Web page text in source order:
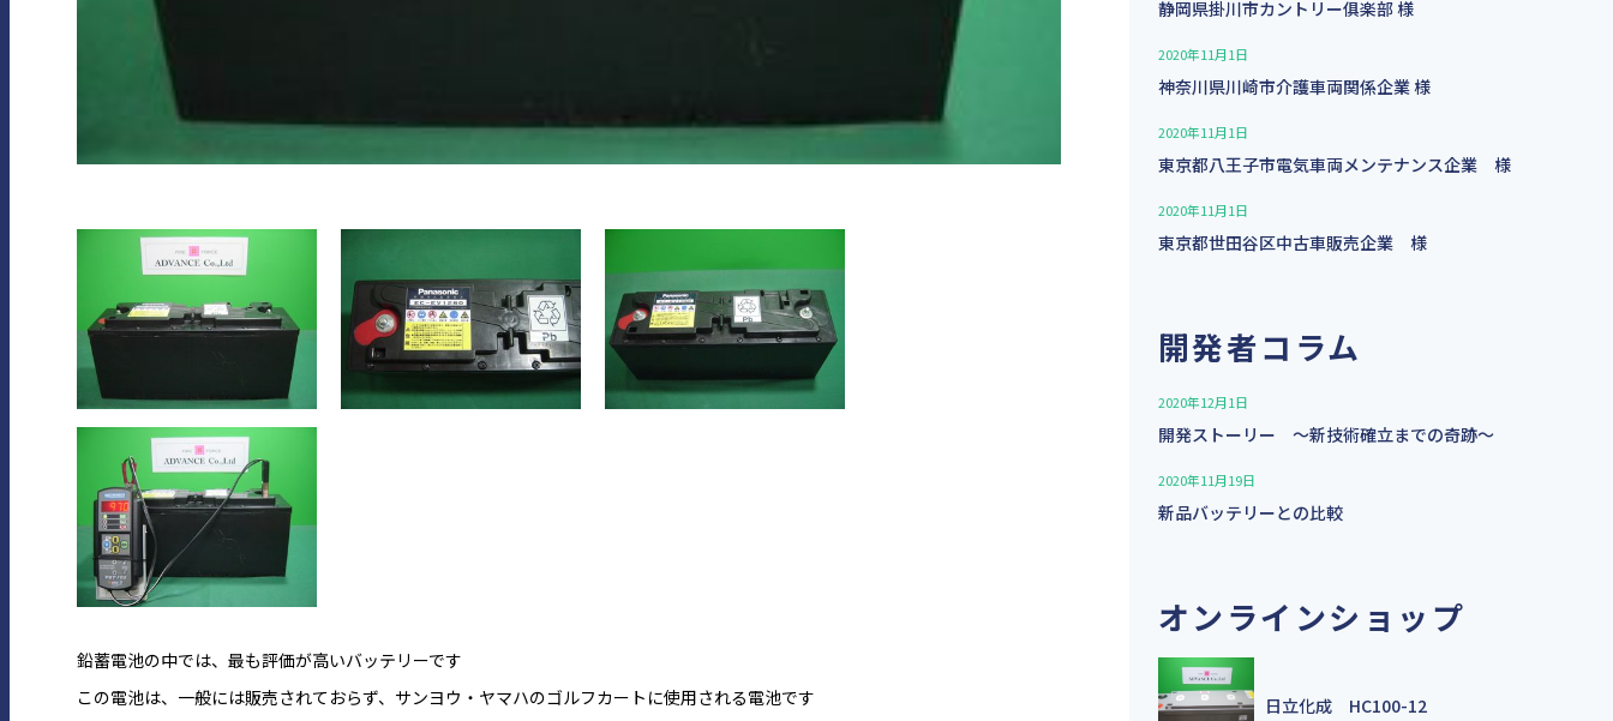
鉛蓄電池の中では、最も評価が高いバッテリーです
この電池は、一般には販売されておらず、サンヨウ・ヤマハのゴルフカートに使用される電池です
静岡県掛川市カントリー俱楽部 様
2020年11月1日
神奈川県川崎市介護⾞両関係企業 様
2020年11月1日
東京都八王子市電気車両メンテナンス企業 様
2020年11月1日
東京都世田谷区中古車販売企業 様
開発者コラム
2020年12月1日
開発ストーリー 〜新技術確立までの奇跡〜
2020年11月19日
新品バッテリーとの比較
オンラインショップ
日立化成 HC100-12